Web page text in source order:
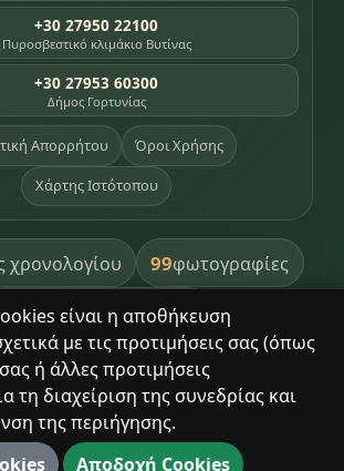
είναι η αποθήκευση
με τις προτιμήσεις σας (όπως
ή άλλες προτιμήσεις
τη διαχείριση της συνεδρίας και
της περιήγησης.
Αποδοχή Cookies
+30 27950 22100
Πυροσβεστικό κλιμάκιο Βυτίνας
+30 27953 60300
Δήμος Γορτυνίας
Απορρήτου Όροι Χρήσης
Χάρτης Ιστότοπου
χρονολογίου 99φωτογραφίες
βιβλία βιβλιοθήκης
8σημεία κληρονομιάς
τόπο και τους ανθρώπους του.
Με επιφύλαξη παντός δικαιώματος.